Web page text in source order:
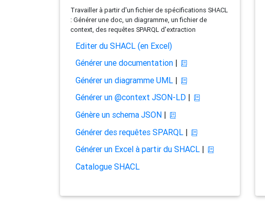
Travailler à partir d'un fichier de spécifications SHACL
: Générer une doc, un diagramme, un fichier de
context, des requêtes SPARQL d'extraction
Editer du SHACL (en Excel)
Générer une documentation|
Générer un diagramme UML|
Générer un @context JSON-LD|
Génère un schema JSON|
Générer des requêtes SPARQL|
Générer un Excel à partir du SHACL|
Catalogue SHACL